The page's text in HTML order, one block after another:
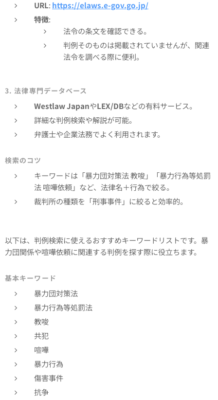
URL: https://elaws.e-gov.go.jp/
特徴:
法令の条文を確認できる。
判例そのものは掲載されていませんが、関連
法令を調べる際に便利。
3. 法律専門データベース
Westlaw JapanやLEX/DBなどの有料サービス。
詳細な判例検索や解説が可能。
弁護士や企業法務でよく利用されます。
検索のコツ
キーワードは「暴力団対策法 教唆」「暴力行為等処罰
法 喧嘩依頼」など、法律名＋行為で絞る。
裁判所の種類を「刑事事件」に絞ると効率的。
以下は、判例検索に使えるおすすめキーワードリストです。暴
力団関係や喧嘩依頼に関連する判例を探す際に役立ちます。
基本キーワード
暴力団対策法
暴力行為等処罰法
教唆
共犯
喧嘩
暴力行為
傷害事件
抗争